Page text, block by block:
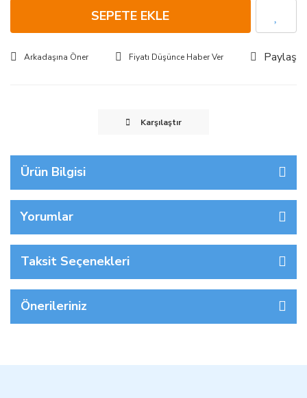
SEPETE EKLE
Arkadaşına Öner Fiyatı Düşünce Haber Ver Paylaş
Karşılaştır
Ürün Bilgisi
Yorumlar
Taksit Seçenekleri
Önerileriniz